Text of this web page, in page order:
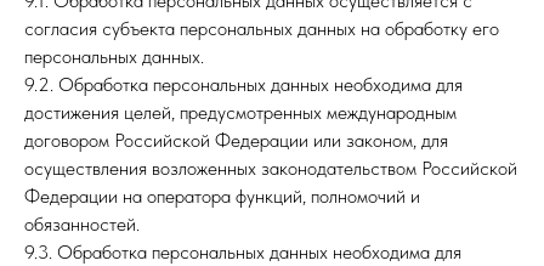
согласия субъекта персональных данных на обработку его
персональных данных.
9.2. Обработка персональных данных необходима для
достижения целей, предусмотренных международным
договором Российской Федерации или законом, для
осуществления возложенных законодательством Российской
Федерации на оператора функций, полномочий и
обязанностей.
9.3. Обработка персональных данных необходима для